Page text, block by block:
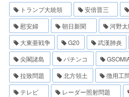
トランプ大統領 安倍晋三
慰安婦
朝日新聞 河野
大東亜戦争
G20 武漢肺炎
尖閣諸島
パチンコ
拉致問題
北方領土 徴用工
テレビ
レーダー照射問題